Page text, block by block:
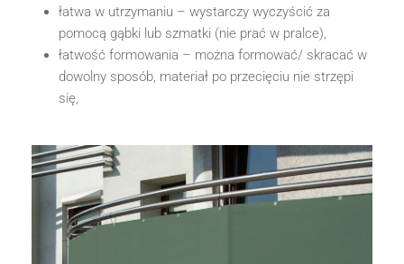
łatwa w utrzymaniu – wystarczy wyczyścić za
pomocą gąbki lub szmatki (nie prać w pralce),
łatwość formowania – można formować/ skracać w
dowolny sposób, materiał po przecięciu nie strzępi
się,